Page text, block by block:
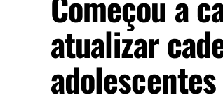
atualizar
adolescentes